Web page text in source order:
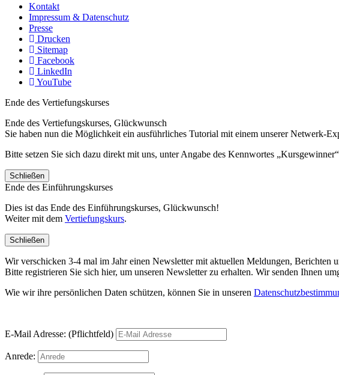
Kontakt
Impressum & Datenschutz
Presse
Drucken
Sitemap
Facebook
LinkedIn
YouTube
Ende des Vertiefungskurses
Ende des Vertiefungskurses, Glückwunsch
Sie haben nun die Möglichkeit ein ausführliches Tutorial mit einem unserer Netwerk-
Bitte setzen Sie sich dazu direkt mit uns, unter Angabe des Kennwortes
Schließen
Ende des Einführungskurses
Dies ist das Ende des Einführungskurses, Glückwunsch!
Weiter mit dem Vertiefungskurs.
Schließen
Wir verschicken 3-4 mal im Jahr einen Newsletter mit aktuellen Meldungen, Berichten
Bitte registrieren Sie sich hier, um unseren Newsletter zu erhalten. Wir senden Ihnen
Wie wir ihre persönlichen Daten schützen, können Sie in unseren
E-Mail Adresse: (Pflichtfeld)
Anrede: